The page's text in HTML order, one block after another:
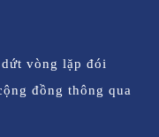
vòng lặp đói
đồng thông qua